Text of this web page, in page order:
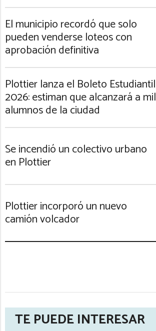
El municipio recordó que solo
pueden venderse loteos con
aprobación definitiva
Plottier lanza el Boleto Estudiantil
2026: estiman que alcanzará a mil
alumnos de la ciudad
Se incendió un colectivo urbano
en Plottier
Plottier incorporó un nuevo
camión volcador
TE PUEDE INTERESAR